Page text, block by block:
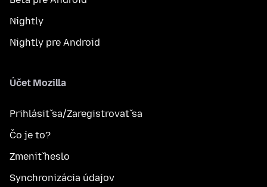
Nightly
Nightly pre Android
Účet Mozilla
Prihlásiť sa/Zaregistrovať sa
Čo je to?
Zmeniť heslo
Synchronizácia údajov